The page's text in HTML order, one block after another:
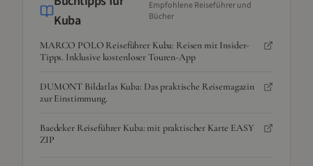
Kuba
Empfohlene Reiseführer und
Bücher
MARCO POLO Reiseführer Kuba: Reisen mit Insider-
Tipps. Inklusive kostenloser Touren-App
DUMONT Bildatlas Kuba: Das praktische Reisemagazin
zur Einstimmung.
Baedeker Reiseführer Kuba: mit praktischer Karte EASY
ZIP